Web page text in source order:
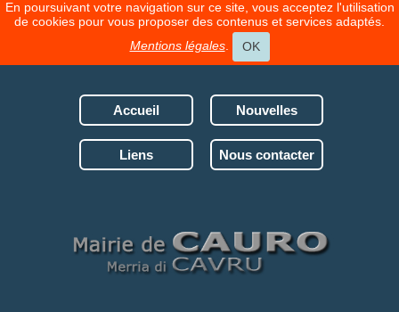
En poursuivant votre navigation sur ce site, vous acceptez l'utilisation
de cookies pour vous proposer des contenus et services adaptés.
Mentions légales. OK
Accueil Nouvelles
Liens Nous contacter